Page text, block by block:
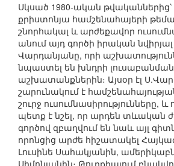
Սկսած 1980-ական
քրիստոնյա համշենահայերի
շնորհակալ և արժեքավոր
անում այդ գործի իրական նվիրյալ
Վարդանյանը, որի
նպաստել են խնդրի
աշխատանքներին։ Այսօր էլ
շարունակում է
շուրջ ուսումնասիրությունները,
պետք է նշել, որ արդեն տևական
գործով զբաղվում են նաև այլ
որոնցից արժե հիշատակել
Լուսինե Սահակյանին,